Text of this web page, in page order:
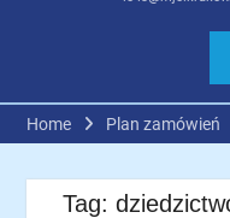
Home Plan zamówień
Tag: